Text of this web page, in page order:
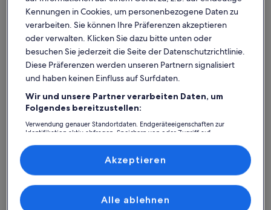
Weitere Infos zu Ferienwohnung 50 m vom Meer entfernt
10
Bliskość do morza.
10 von
1
(1
Alles
Kennungen in Cookies, um personenbezogene Daten zu
verarbeiten. Sie können Ihre Präferenzen akzeptieren
oder verwalten. Klicken Sie dazu bitte unten oder
besuchen Sie jederzeit die Seite der Datenschutzrichtlinie.
Diese Präferenzen werden unseren Partnern signalisiert
und haben keinen Einfluss auf Surfdaten.
Wir und unsere Partner verarbeiten Daten, um
Folgendes bereitzustellen:
Verwendung genauer Standortdaten. Endgeräteeigenschaften zur
Identifikation aktiv abfragen. Speichern von oder Zugriff auf
Inhalte, Messung von Werbeleistung und der Performance von Inhalten,
Zielgruppenforschung sowie Entwicklung und Verbesserung von
Liste der Partner (Lieferanten)
Alle ablehnen
Akzeptieren